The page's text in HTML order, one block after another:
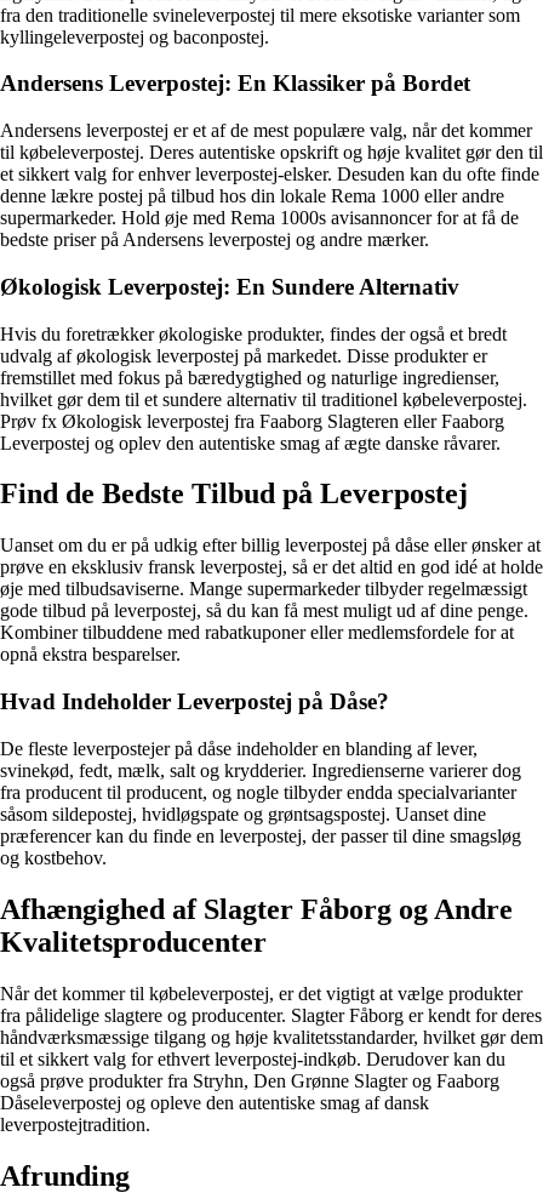
fra den traditionelle svineleverpostej til mere eksotiske varianter som
kyllingeleverpostej og baconpostej.
Andersens Leverpostej: En Klassiker på Bordet
Andersens leverpostej er et af de mest populære valg, når det kommer
til købeleverpostej. Deres autentiske opskrift og høje kvalitet gør den til
et sikkert valg for enhver leverpostej-elsker. Desuden kan du ofte finde
denne lækre postej på tilbud hos din lokale Rema 1000 eller andre
supermarkeder. Hold øje med Rema 1000s avisannoncer for at få de
bedste priser på Andersens leverpostej og andre mærker.
Økologisk Leverpostej: En Sundere Alternativ
Hvis du foretrækker økologiske produkter, findes der også et bredt
udvalg af økologisk leverpostej på markedet. Disse produkter er
fremstillet med fokus på bæredygtighed og naturlige ingredienser,
hvilket gør dem til et sundere alternativ til traditionel købeleverpostej.
Prøv fx Økologisk leverpostej fra Faaborg Slagteren eller Faaborg
Leverpostej og oplev den autentiske smag af ægte danske råvarer.
Find de Bedste Tilbud på Leverpostej
Uanset om du er på udkig efter billig leverpostej på dåse eller ønsker at
prøve en eksklusiv fransk leverpostej, så er det altid en god idé at holde
øje med tilbudsaviserne. Mange supermarkeder tilbyder regelmæssigt
gode tilbud på leverpostej, så du kan få mest muligt ud af dine penge.
Kombiner tilbuddene med rabatkuponer eller medlemsfordele for at
opnå ekstra besparelser.
Hvad Indeholder Leverpostej på Dåse?
De fleste leverpostejer på dåse indeholder en blanding af lever,
svinekød, fedt, mælk, salt og krydderier. Ingredienserne varierer dog
fra producent til producent, og nogle tilbyder endda specialvarianter
såsom sildepostej, hvidløgspate og grøntsagspostej. Uanset dine
præferencer kan du finde en leverpostej, der passer til dine smagsløg
og kostbehov.
Afhængighed af Slagter Fåborg og Andre
Kvalitetsproducenter
Når det kommer til købeleverpostej, er det vigtigt at vælge produkter
fra pålidelige slagtere og producenter. Slagter Fåborg er kendt for deres
håndværksmæssige tilgang og høje kvalitetsstandarder, hvilket gør dem
til et sikkert valg for ethvert leverpostej-indkøb. Derudover kan du
også prøve produkter fra Stryhn, Den Grønne Slagter og Faaborg
Dåseleverpostej og opleve den autentiske smag af dansk
leverpostejtradition.
Afrunding